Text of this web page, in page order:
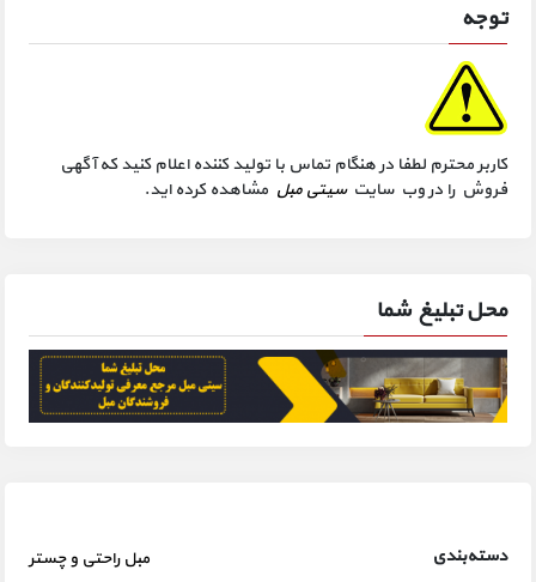
توجه
کاربر محترم لطفا در هنگام تماس با تولید کننده اعلام کنید که آگهی
فروش را در وب سایتسیتی مبل مشاهده کرده اید.
محل تبلیغ شما
دسته‌بندی مبل راحتی و چستر